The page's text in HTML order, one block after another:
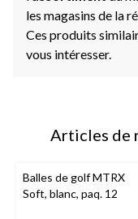
les magasins de la
Ces produits
vous intéresser.
Articles de
Balles de golf MTRX
Soft, blanc, paq. 12